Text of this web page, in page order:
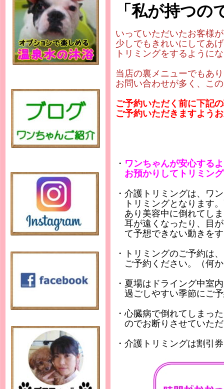
「私が持つ
いっていただいたお客様
少しでもきれいにしてあ
トリミングをするように
当店の裏メニューでもあ
お問い合わせが多く、こ
ご予約いただく前に下記
ご予約いただきますよう
・ ワンちゃんが安心する
お預かりしてトリミン
・介護トリミングは、ワ
トリミングとなります
あり美容中に倒れてし
耳が遠くなったり、目
て予想できない動きを
・トリミングのご予約は
ご予約ください。（何
・夏場はドライング中室
過ごしやすい季節にご
・心臓病で倒れてしまっ
のでお断りさせていた
・介護トリミングは割引